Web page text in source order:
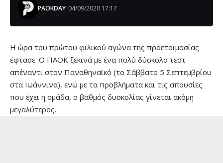
PAOKDAY 04/09/2020 17:17
Η ώρα του πρώτου φιλικού αγώνα της προετοιμασίας
έφτασε. Ο ΠΑΟΚ ξεκινά με ένα πολύ δύσκολο τεστ
απέναντι στον Παναθηναϊκό (το Σάββατο 5 Σεπτεμβρίου
στα Ιωάννινα), ενώ με τα προβλήματα και τις απουσίες
που έχει η ομάδα, ο βαθμός δυσκολίας γίνεται ακόμη
μεγαλύτερος.